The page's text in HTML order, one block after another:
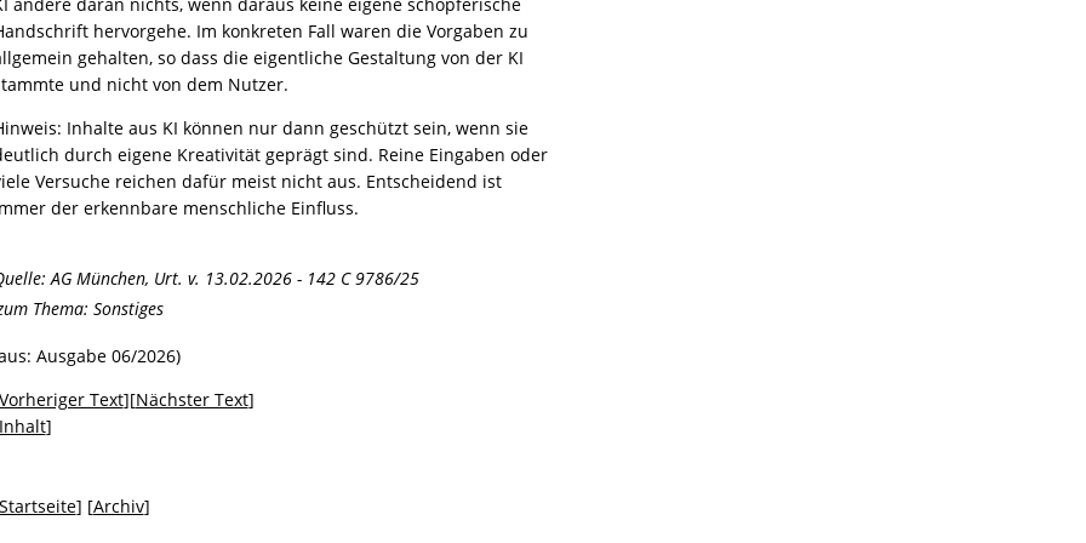
hervorgehe. Im konkreten Fall waren die Vorgaben zu
gehalten, so dass die eigentliche Gestaltung von der KI
und nicht von dem Nutzer.
Inhalte aus KI können nur dann geschützt sein, wenn sie
durch eigene Kreativität geprägt sind. Reine Eingaben oder
Versuche reichen dafür meist nicht aus. Entscheidend ist
der erkennbare menschliche Einfluss.
AG München, Urt. v. 13.02.2026 - 142 C 9786/25
Thema: Sonstiges
Ausgabe 06/2026)
Text][Nächster Text]
]
] [Archiv]